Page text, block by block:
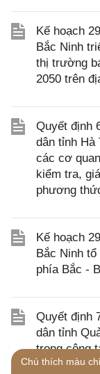
Kế hoạch
Bắc Ninh
thị trường
2050 trên
Quyết định
dân tỉnh Hà
các cơ
kiểm tra,
phương
Kế hoạch
Bắc Ninh
phía Bắc -
Quyết định
dân tỉnh
trong công
doanh theo
Chú thích màu